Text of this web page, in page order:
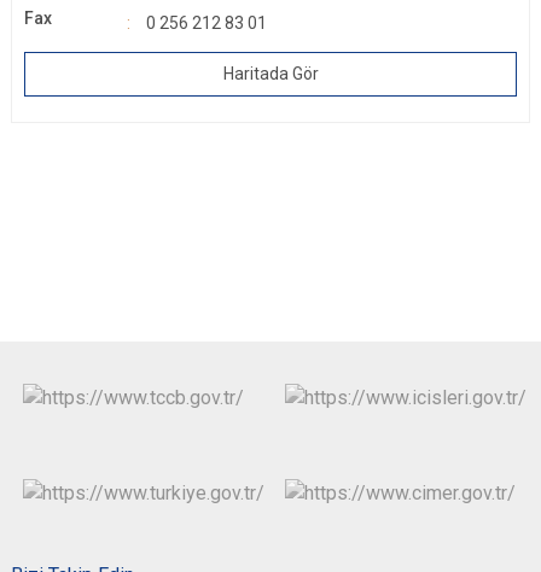
Fax
0 256 212 83 01
Haritada Gör